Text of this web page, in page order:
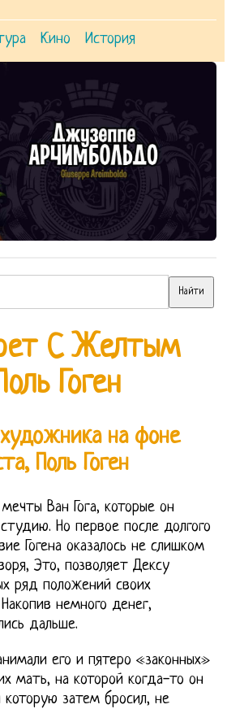
Кино История
С Желтым
Гоген
на фоне
Поль Гоген
Ван Гога, которые он
Но первое после долгого
Гогена оказалось не слишком
Это, позволяет Дексу
ряд положений своих
немного денег,
дальше.
его и пятеро «законных»
мать, на которой когда-то он
затем бросил, не